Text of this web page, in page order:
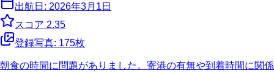
出航日: 2026年3月1日
スコア 2.35
登録写真: 175枚
朝食の時間に問題がありました。寄港の有無や到着時間に関係